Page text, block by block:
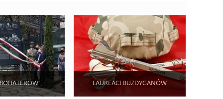
LAUREACI BUZDYGANÓW